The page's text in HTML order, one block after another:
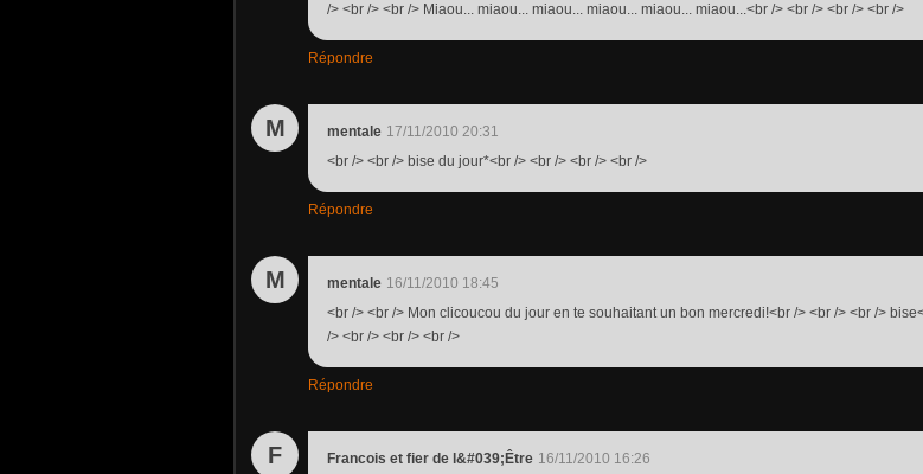
/> <br /> <br /> Miaou... miaou... miaou... miaou... miaou... miaou...<br /> <br /> <br /> <br />
Répondre
M mentale 17/11/2010 20:31
<br /> <br /> bise du jour*<br /> <br /> <br /> <br />
Répondre
M mentale 16/11/2010 18:45
<br /> <br /> Mon clicoucou du jour en te souhaitant un bon mercredi!<br /> <br /> <br />
/> <br /> <br /> <br />
Répondre
F Francois et fier de l&#039;Être 16/11/2010 16:26